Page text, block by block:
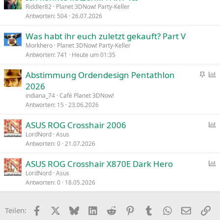
Riddler82 Planet 3DNow! Party-Keller
Antworten 504 26.07.2026
Was habt ihr euch zuletzt gekauft? Part V
Morkhero Planet 3DNow! Party-Keller
Antworten 741 Heute um 01:35
A
h
e
a
g
Abstimmung Ordendesign Pentathlon
2026
indiana_74 Café Planet 3DNow!
Antworten 15 23.06.2026
r
a
ASUS ROG Crosshair 2006
LordNord Asus
Antworten 0 21.07.2026
r
ASUS ROG Crosshair X870E Dark Hero
LordNord Asus
Antworten 0 18.05.2026
Teilen: Facebook BlueskyLinkedIn
Reddit PinterestTumblr WhatsApp
E-Mail